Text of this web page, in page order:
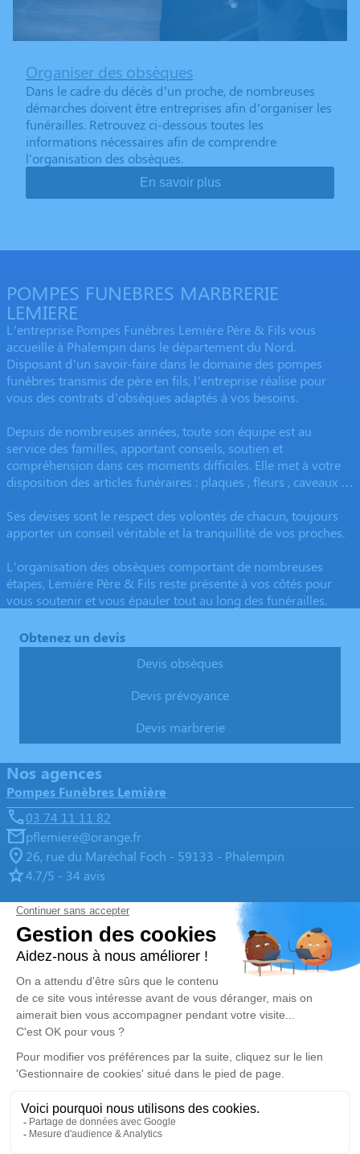
Organiser des obsèques
Dans le cadre du décès d’un proche, de nombreuses
démarches doivent être entreprises afin d’organiser les
funérailles. Retrouvez ci-dessous toutes les
informations nécessaires afin de comprendre
l'organisation des obsèques.
En savoir plus
POMPES FUNEBRES MARBRERIE
LEMIERE
L’entreprise Pompes Funèbres Lemière Père & Fils vous
accueille à Phalempin dans le département du Nord.
Disposant d’un savoir-faire dans le domaine des pompes
funèbres transmis de père en fils, l’entreprise réalise pour
vous des contrats d’obsèques adaptés à vos besoins.
Depuis de nombreuses années, toute son équipe est au
service des familles, apportant conseils, soutien et
compréhension dans ces moments difficiles. Elle met à votre
disposition des articles funéraires : plaques , fleurs , caveaux …
Ses devises sont le respect des volontés de chacun, toujours
apporter un conseil véritable et la tranquillité de vos proches.
L’organisation des obsèques comportant de nombreuses
étapes, Lemière Père & Fils reste présente à vos côtés pour
vous soutenir et vous épauler tout au long des funérailles.
Obtenez un devis
Devis obsèques
Devis prévoyance
Devis marbrerie
Nos agences
Pompes Funèbres Lemière
03 74 11 11 82
pflemiere@orange.fr
26, rue du Maréchal Foch - 59133 - Phalempin
4.7/5 - 34 avis
Pompes Funèbres & Marbrerie LEMIERE - SINGEZ
03 67 80 47 72
pflemiere@orange.fr
5/5 - 4 avis
Nos Services
Organiser des obsèques
Monuments funéraires
Services aux familles
Liens utiles
Avis de décès
Demande de rendez-vous en
agence
Politique de traitement des données personnelles
Politique d’utilisation des cookies